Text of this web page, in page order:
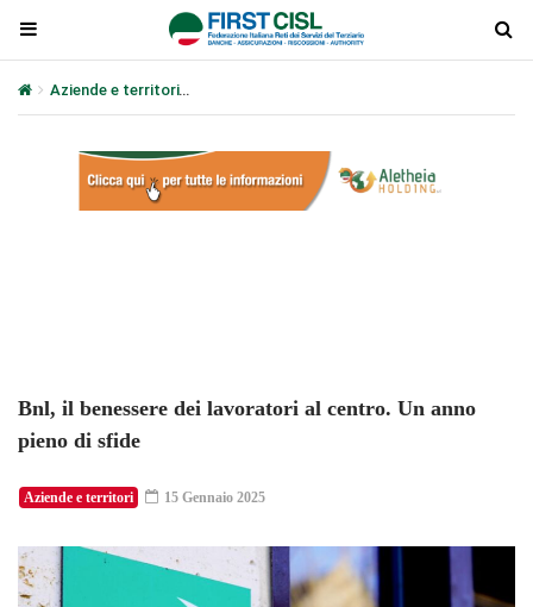
Aziende e territori
Bnl, il benessere dei lavoratori al centro. Un anno
pieno di sfide
Aziende e territori 15 Gennaio 2025